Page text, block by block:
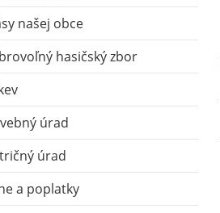
našej obce
hasičský zbor
úrad
úrad
a poplatky